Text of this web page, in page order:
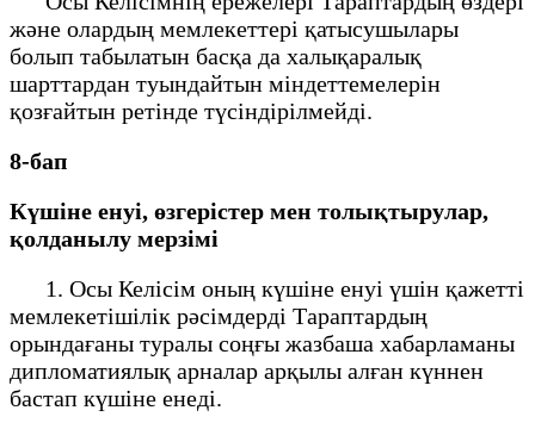
және олардың мемлекеттері қатысушылары
болып табылатын басқа да халықаралық
шарттардан туындайтын міндеттемелерін
қозғайтын ретінде түсіндірілмейді.
8-бап
Күшіне енуі, өзгерістер мен толықтырулар,
қолданылу мерзімі
1. Осы Келісім оның күшіне енуі үшін қажетті
мемлекетішілік рәсімдерді Тараптардың
орындағаны туралы соңғы жазбаша хабарламаны
дипломатиялық арналар арқылы алған күннен
бастап күшіне енеді.